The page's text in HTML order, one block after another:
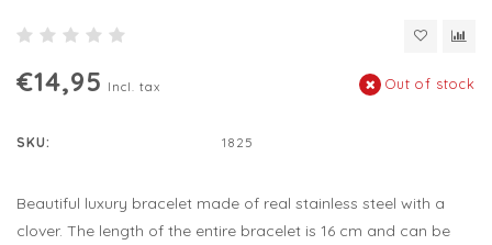
€14,95 Incl. tax Out of stock
SKU: 1825
Beautiful luxury bracelet made of real stainless steel with a
clover. The length of the entire bracelet is 16 cm and can be